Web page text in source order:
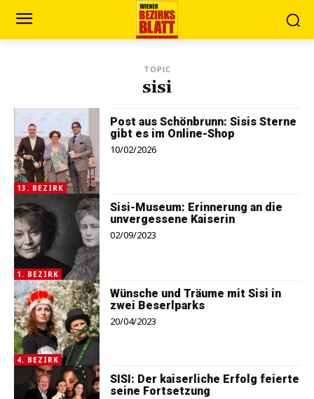
TOPIC
sisi
13. BEZIRK
Post aus Schönbrunn: Sisis Sterne
gibt es im Online-Shop
10/02/2026
1. BEZIRK
Sisi-Museum: Erinnerung an die
unvergessene Kaiserin
02/09/2023
4. BEZIRK
Wünsche und Träume mit Sisi in
zwei Beserlparks
20/04/2023
SISI: Der kaiserliche Erfolg feierte
seine Fortsetzung